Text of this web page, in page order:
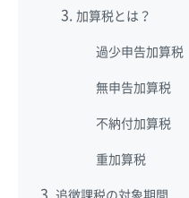
加算税とは？
過少申告加算税
無申告加算税
不納付加算税
重加算税
追徴課税の対象期間